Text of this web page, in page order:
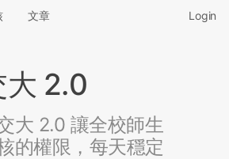
文章 Login
大 2.0
大 2.0 讓全校師生
的權限，每天穩定